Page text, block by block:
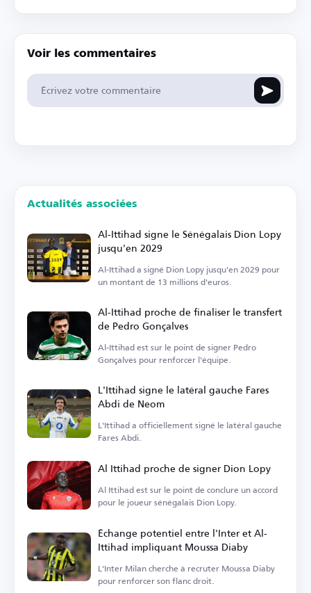
Voir les commentaires
Actualités associées
Al-Ittihad signe le Sénégalais Dion Lopy
jusqu'en 2029
Al-Ittihad a signé Dion Lopy jusqu'en 2029 pour
un montant de 13 millions d'euros.
Al-Ittihad proche de finaliser le transfert
de Pedro Gonçalves
Al-Ittihad est sur le point de signer Pedro
Gonçalves pour renforcer l'équipe.
L'Ittihad signe le latéral gauche Fares
Abdi de Neom
L'Ittihad a officiellement signé le latéral gauche
Fares Abdi.
Al Ittihad proche de signer Dion Lopy
Al Ittihad est sur le point de conclure un accord
pour le joueur sénégalais Dion Lopy.
Échange potentiel entre l'Inter et Al-
Ittihad impliquant Moussa Diaby
L'Inter Milan cherche à recruter Moussa Diaby
pour renforcer son flanc droit.